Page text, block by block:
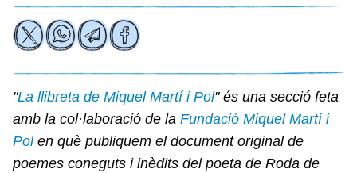
"La llibreta de Miquel Martí i Pol" és una secció feta
amb la col·laboració de la Fundació Miquel Martí i
Polen què publiquem el document original de
poemes coneguts i inèdits del poeta de Roda de